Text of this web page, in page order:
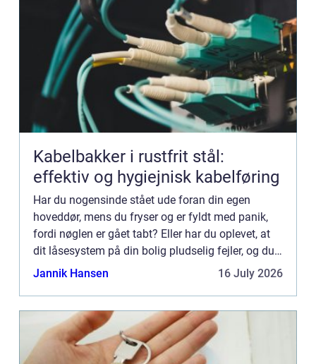
Kabelbakker i rustfrit stål:
effektiv og hygiejnisk kabelføring
Har du nogensinde stået ude foran din egen
hoveddør, mens du fryser og er fyldt med panik,
fordi nøglen er gået tabt? Eller har du oplevet, at
dit låsesystem på din bolig pludselig fejler, og du
ikke kan lå...
Jannik Hansen 16 July 2026